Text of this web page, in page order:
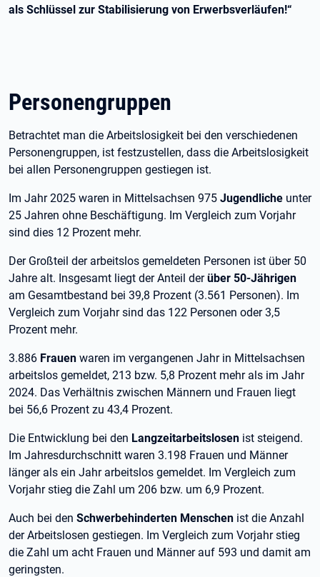
als Schlüssel zur Stabilisierung von Erwerbsverläufen!“
Personengruppen
Betrachtet man die Arbeitslosigkeit bei den verschiedenen
Personengruppen, ist festzustellen, dass die Arbeitslosigkeit
bei allen Personengruppen gestiegen ist.
Im Jahr 2025 waren in Mittelsachsen 975 Jugendliche unter
25 Jahren ohne Beschäftigung. Im Vergleich zum Vorjahr
sind dies 12 Prozent mehr.
Der Großteil der arbeitslos gemeldeten Personen ist über 50
Jahre alt. Insgesamt liegt der Anteil derüber 50-Jährigen
am Gesamtbestand bei 39,8 Prozent (3.561 Personen). Im
Vergleich zum Vorjahr sind das 122 Personen oder 3,5
Prozent mehr.
3.886 Frauen waren im vergangenen Jahr in Mittelsachsen
arbeitslos gemeldet, 213 bzw. 5,8 Prozent mehr als im Jahr
2024. Das Verhältnis zwischen Männern und Frauen liegt
bei 56,6 Prozent zu 43,4 Prozent.
Die Entwicklung bei den Langzeitarbeitslosen ist steigend.
Im Jahresdurchschnitt waren 3.198 Frauen und Männer
länger als ein Jahr arbeitslos gemeldet. Im Vergleich zum
Vorjahr stieg die Zahl um 206 bzw. um 6,9 Prozent.
Auch bei den Schwerbehinderten Menschen ist die Anzahl
der Arbeitslosen gestiegen. Im Vergleich zum Vorjahr stieg
die Zahl um acht Frauen und Männer auf 593 und damit am
geringsten.